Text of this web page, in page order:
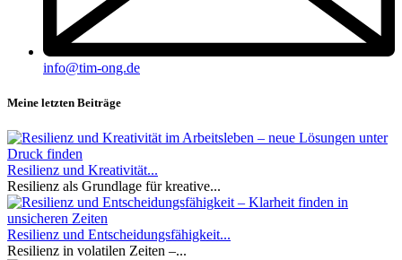
info@tim-ong.de
Meine letzten Beiträge
Resilienz und Kreativität...
Resilienz als Grundlage für kreative...
Resilienz und Entscheidungsfähigkeit...
Resilienz in volatilen Zeiten –...